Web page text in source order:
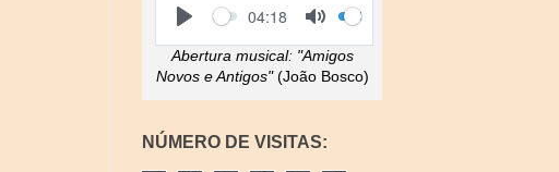
l
y
S
e
e
k
C
r
r
e
n
t
i
m
04:18
o
g
l
M
u
V
o
l
u
m
e
Abertura musical:"Amigos
Novos e Antigos"(João Bosco)
NÚMERO DE VISITAS: